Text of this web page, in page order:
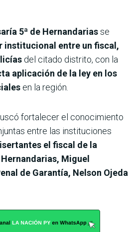
5ª de Hernandariasse
institucional entre un fiscal,
del citado distrito, con la
aplicación de la ley en los
en la región.
fortalecer el conocimiento
entre las instituciones
el fiscal de la
Hernandarias, Miguel
de Garantía, Nelson Ojeda